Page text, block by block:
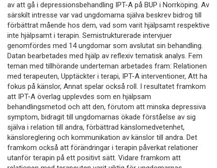
av att gå i depressionsbehandling IPT-A på BUP i Norrköping. Av
särskilt intresse var vad ungdomarna själva beskrev bidrog till
förbättrat mående hos dem, vad som varit hjälpsamt respektive
inte hjälpsamt i terapin. Semistrukturerade intervjuer
genomfördes med 14 ungdomar som avslutat sin behandling.
Datan bearbetades med hjälp av reflexiv tematisk analys. Fem
teman med tillhörande underteman arbetades fram: Relationen
med terapeuten, Upptäckter i terapi, IPT-A interventioner, Att ha
fokus på känslor, Annat spelar också roll. I resultatet framkom
att IPT-A överlag upplevdes som en hjälpsam
behandlingsmetod och att den, förutom att minska depressiva
symptom, bidragit till ungdomarnas ökade förståelse av sig
själva i relation till andra, förbättrad känslomedvetenhet,
känsloreglering och kommunikation av känslor till andra. Det
framkom också att förändringar i terapin påverkat relationer
utanför terapin på ett positivt sätt. Vidare framkom att